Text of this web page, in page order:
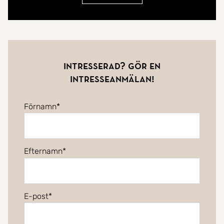
Intresserad? Gör en
intresseanmälan!
Förnamn
Efternamn
E-post